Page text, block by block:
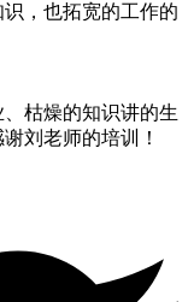
，也拓宽的工作的
枯燥的知识讲的生
刘老师的培训！